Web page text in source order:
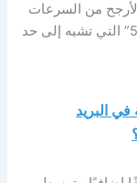
من السرعات
الأسرع الموعودة. سيحصلون على 5G “sub-6” التي تشبه إلى حد
البريد